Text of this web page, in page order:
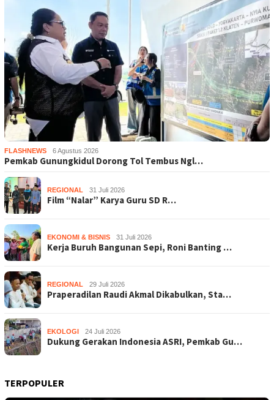
FLASHNEWS 6 Agustus 2026
Pemkab Gunungkidul Dorong Tol Tembus Ngl…
REGIONAL 31 Juli 2026
Film “Nalar” Karya Guru SD R…
EKONOMI & BISNIS 31 Juli 2026
Kerja Buruh Bangunan Sepi, Roni Banting …
REGIONAL 29 Juli 2026
Praperadilan Raudi Akmal Dikabulkan, Sta…
EKOLOGI 24 Juli 2026
Dukung Gerakan Indonesia ASRI, Pemkab Gu…
TERPOPULER